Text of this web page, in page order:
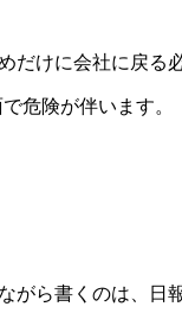
けに会社に戻る
危険が伴います。
ら書くのは、日